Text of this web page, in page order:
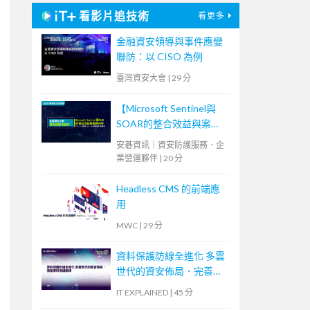
看影片追技術 看更多
金融資安領導與事件應變
聯防：以 CISO 為例
臺灣資安大會 | 29 分
【Microsoft Sentinel與
SOAR的整合效益與案例
分享】
安碁資訊｜資安防護服務．企
業營運夥伴 | 20 分
Headless CMS 的前端應
用
MWC | 29 分
資料保護防線全進化 多雲
世代的資安佈局．完善資
IT EXPLAINED | 45 分